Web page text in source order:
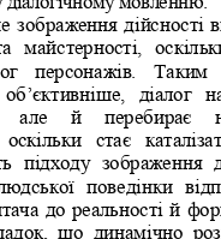
зображення дійсності
майстерності,
персонажів.  Таким
діалог
але   й   перебирає
стає
підходу  зображення
поведінки
до реальності й
що  динамічно